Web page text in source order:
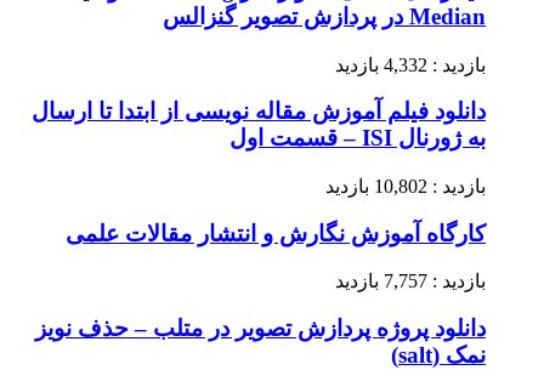
Median در پردازش تصویر گنزالس
بازدید : 4,332 بازدید
دانلود فیلم آموزش مقاله نویسی از ابتدا تا ارسال
به ژورنال ISI – قسمت اول
بازدید : 10,802 بازدید
کارگاه آموزش نگارش و انتشار مقالات علمی
بازدید : 7,757 بازدید
دانلود پروژه پردازش تصویر در متلب – حذف نویز
نمک (salt)